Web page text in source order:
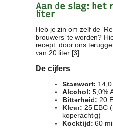
Aan de slag: het
liter
Heb je zin om zelf de
brouwers’ te worden?
recept, door ons
van 20 liter [3].
De cijfers
Stamwort: 14,0
Alcohol: 5,0%
Bitterheid: 20
Kleur: 25 EBC
koperachtig)
Kooktijd: 60